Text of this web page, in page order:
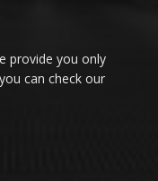
provide you only
can check our